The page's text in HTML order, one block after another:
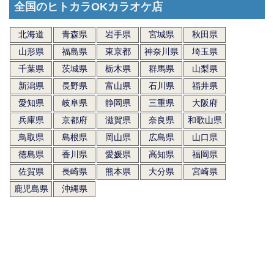
全国のヒトカラOKカラオケ店
北海道 青森県 岩手県 宮城県
秋田県
山形県
福島県 東京都 神奈川県
埼玉県
千葉県
茨城県 栃木県 群馬県
山梨県
新潟県
長野県 富山県 石川県
福井県
愛知県
岐阜県 静岡県 三重県
大阪府
兵庫県
京都府 滋賀県 奈良県
和歌山県
鳥取県
島根県 岡山県 広島県
山口県
徳島県
香川県 愛媛県 高知県
福岡県
佐賀県
長崎県 熊本県 大分県
宮崎県
鹿児島県
沖縄県